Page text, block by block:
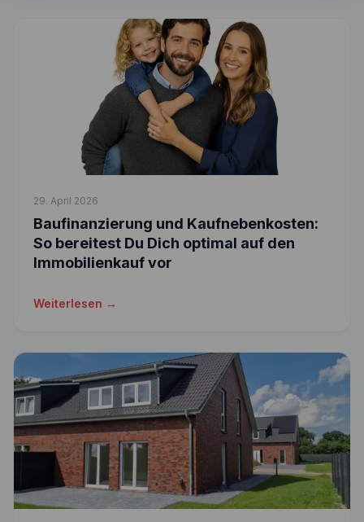
29. April 2026
Baufinanzierung und Kaufnebenkosten:
So bereitest Du Dich optimal auf den
Immobilienkauf vor
Weiterlesen →